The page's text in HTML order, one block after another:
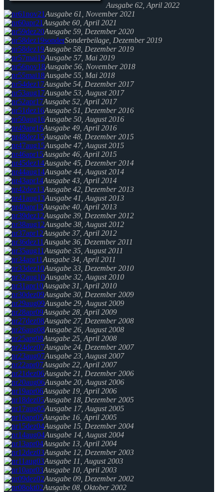
Ausgabe 62, April 2022
Ausgabe 61, November 2021
Ausgabe 60, April 2021
Ausgabe 59, Dezember 2020
Sonderbeilage, Dezember 2019
Ausgabe 58, Dezember 2019
Ausgabe 57, Mai 2019
Ausgabe 56, November 2018
Ausgabe 55, Mai 2018
Ausgabe 54, Dezember 2017
Ausgabe 53, August 2017
Ausgabe 52, April 2017
Ausgabe 51, Dezember 2016
Ausgabe 50, August 2016
Ausgabe 49, April 2016
Ausgabe 48, Dezember 2015
Ausgabe 47, August 2015
Ausgabe 46, April 2015
Ausgabe 45, Dezember 2014
Ausgabe 44, August 2014
Ausgabe 43, April 2014
Ausgabe 42, Dezember 2013
Ausgabe 41, August 2013
Ausgabe 40, April 2013
Ausgabe 39, Dezember 2012
Ausgabe 38, August 2012
Ausgabe 37, April 2012
Ausgabe 36, Dezember 2011
Ausgabe 35, August 2011
Ausgabe 34, April 2011
Ausgabe 33, Dezember 2010
Ausgabe 32, August 2010
Ausgabe 31, April 2010
Ausgabe 30, Dezember 2009
Ausgabe 29, August 2009
Ausgabe 28, April 2009
Ausgabe 27, Dezember 2008
Ausgabe 26, August 2008
Ausgabe 25, April 2008
Ausgabe 24, Dezember 2007
Ausgabe 23, August 2007
Ausgabe 22, April 2007
Ausgabe 21, Dezember 2006
Ausgabe 20, August 2006
Ausgabe 19, April 2006
Ausgabe 18, Dezember 2005
Ausgabe 17, August 2005
Ausgabe 16, April 2005
Ausgabe 15, Dezember 2004
Ausgabe 14, August 2004
Ausgabe 13, April 2004
Ausgabe 12, Dezember 2003
Ausgabe 11, August 2003
Ausgabe 10, April 2003
Ausgabe 09, Dezember 2002
Ausgabe 08, Oktober 2002